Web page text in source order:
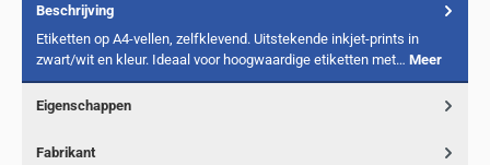
Beschrijving
Etiketten op A4-vellen, zelfklevend. Uitstekende inkjet-prints in
zwart/wit en kleur. Ideaal voor hoogwaardige etiketten met… Meer
Eigenschappen
Fabrikant